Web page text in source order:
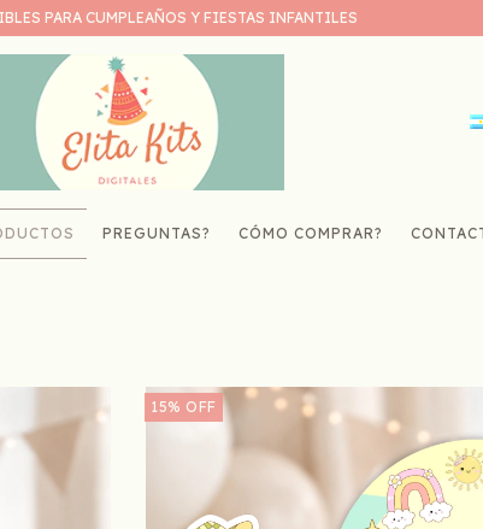
PARA CUMPLEAÑOS Y FIESTAS INFANTILES
PREGUNTAS? CÓMO COMPRAR?
15% OFF